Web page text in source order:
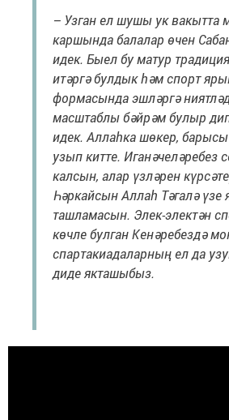
– Узган ел шушы ук вакытта
каршында балалар өчен
идек. Быел бу матур
итәргә булдык һәм спорт
формасында эшләргә
масштаблы бәйрәм булыр
идек. Аллаһка шөкер, барысы
узып китте. Иганәчеләребез
калсын, алар үзләрен
Һәркайсын Аллаһ Тәгалә үзе
ташламасын. Элек-электән
көчле булган Кенәребездә
спартакиадаларның ел да
диде якташыбыз.